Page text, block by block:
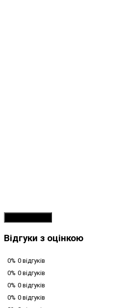
Відгуки з оцінкою
0% 0 відгуків
0% 0 відгуків
0% 0 відгуків
0% 0 відгуків